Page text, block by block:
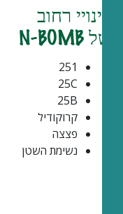
כינויי רחוב
של N-BOMB
251
25C
25B
קרוקודיל
פצצה
נשימת השטן